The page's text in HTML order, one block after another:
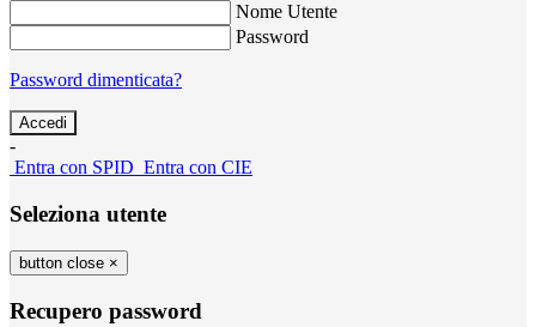
Nome Utente
Password
Password dimenticata?
-
Entra con SPID Entra con CIE
Seleziona utente
button close ×
Recupero password